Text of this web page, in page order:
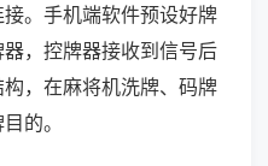
。手机端软件预设好牌
，控牌器接收到信号后
，在麻将机洗牌、码牌
的。